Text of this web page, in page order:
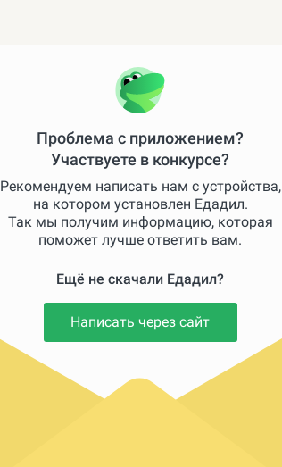
Проблема с приложением?
Участвуете в конкурсе?
Рекомендуем написать нам с устройства,
на котором установлен Едадил.
Так мы получим информацию, которая
поможет лучше ответить вам.
Ещё не скачали Едадил?
Написать через сайт